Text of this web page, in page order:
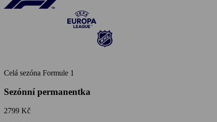
Celá sezóna Formule 1
Sezónní permanentka
2799 Kč